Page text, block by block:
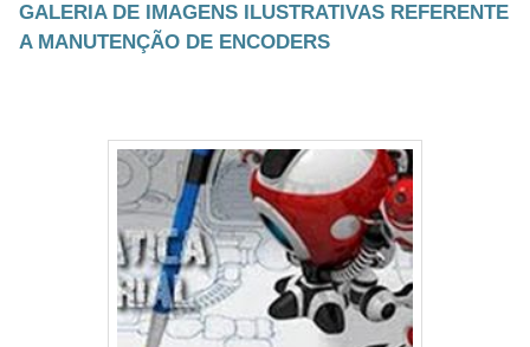
GALERIA DE IMAGENS ILUSTRATIVAS REFERENTE
A MANUTENÇÃO DE ENCODERS